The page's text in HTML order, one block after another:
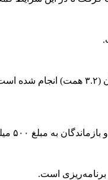
وی یادآور شد: پرداخت علی‌الحساب مستمری نیز با ثبت
است.